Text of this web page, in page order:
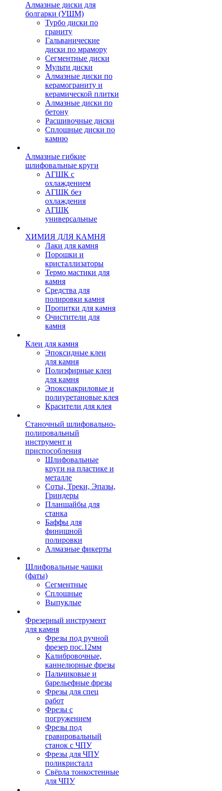
Алмазные диски для
болгарки (УШМ)
Турбо диски по
граниту
Гальванические
диски по мрамору
Сегментные диски
Мульти диски
Алмазные диски по
керамограниту и
керамической плитки
Алмазные диски по
бетону
Расшивочные диски
Сплошные диски по
камню
Алмазные гибкие
шлифовальные круги
АГШК с
охлаждением
АГШК без
охлаждения
АГШК
универсальные
ХИМИЯ ДЛЯ КАМНЯ
Лаки для камня
Порошки и
кристаллизаторы
Термо мастики для
камня
Средства для
полировки камня
Пропитки для камня
Очистители для
камня
Клеи для камня
Эпоксидные клеи
для камня
Полиэфирные клеи
для камня
Эпоксиакриловые и
полиуретановые клея
Красители для клея
Станочный шлифовально-
полировальный
инструмент и
приспособления
Шлифовальные
круги на пластике и
металле
Соты, Треки, Эпазы,
Гриндеры
Планшайбы для
станка
Баффы для
финишной
полировки
Алмазные фикерты
Шлифовальные чашки
(фаты)
Сегментные
Сплошные
Выпуклые
Фрезерный инструмент
для камня
Фрезы под ручной
фрезер пос.12мм
Калибровочные,
каннелюрные фрезы
Пальчиковые и
барельефные фрезы
Фрезы для спец
работ
Фрезы с
погружением
Фрезы под
гравировальный
станок с ЧПУ
Фрезы для ЧПУ
поликристалл
Свёрла тонкостенные
для ЧПУ